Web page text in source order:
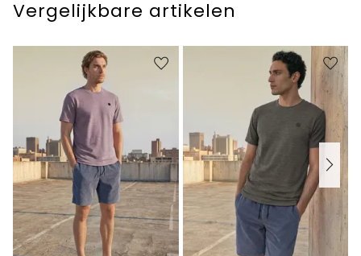
Vergelijkbare artikelen